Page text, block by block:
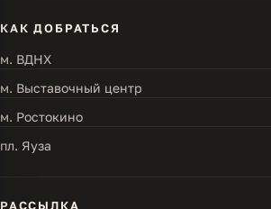
КАК ДОБРАТЬСЯ
м. ВДНХ
м. Выставочный центр
м. Ростокино
пл. Яуза
РАССЫЛКА